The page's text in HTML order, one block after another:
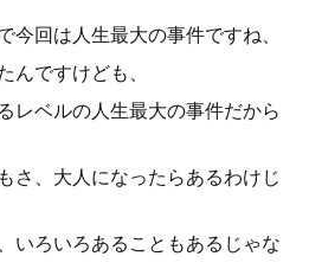
今回は人生最大の事件ですね、
んですけども、
レベルの人生最大の事件だから
さ、大人になったらあるわけじ
いろいろあることもあるじゃな